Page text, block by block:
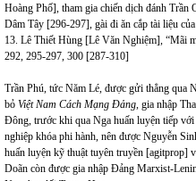
Hoàng Phố], tham gia chiến dịch đánh
Dâm Tây [296-297], gài đi ăn cắp tài liệu
13. Lê Thiết Hùng [Lê Văn Nghiệm], “Mãi
292, 295-297, 300 [287-310]
Trần Phú, tức Năm Lé, được gửi thẳng qua
bỏ Việt Nam Cách Mạng Đảng, gia nhập
Đông, trước khi qua Nga huấn luyện tiếp
nghiệp khóa phi hành, nên được Nguyễn
huấn luyện kỹ thuật tuyên truyền [agitprop]
Doãn còn được gia nhập Đảng Marxist-